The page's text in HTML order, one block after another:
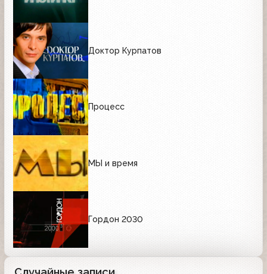
Доктор Курпатов
Процесс
МЫ и время
Гордон 2030